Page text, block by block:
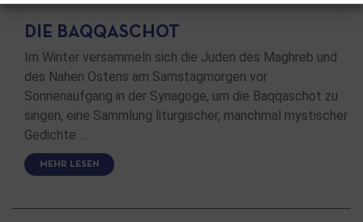
DIE BAQQASCHOT
Im Winter versammeln sich die Juden des Maghreb und
des Nahen Ostens am Samstagmorgen vor
Sonnenaufgang in der Synagoge, um die Baqqaschot zu
singen, eine Sammlung liturgischer, manchmal mystischer
Gedichte …
MEHR LESEN